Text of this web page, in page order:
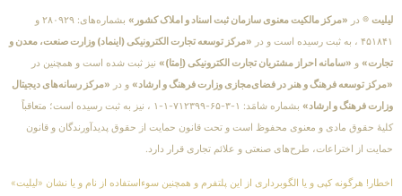
لیلیت ® در «مرکز مالکیت معنوی سازمان ثبت اسناد و املاک کشور»
بشماره‌های: ۲۸۰۹۲۹ و
۴۵۱۸۴۱ ، به ثبت رسیده است و در
«مرکز توسعه تجارت الکترونیکی (اینماد) وزارت صنعت، معدن و
تجارت» و «سامانه احراز مشتریان تجارت الکترونیکی (اِمتا)» نیز ثبت شده است و همچنین در
«مرکز توسعه فرهنگ و هنر در فضای‌مجازی وزارت فرهنگ و ارشاد» و در «مرکز رسانه‌های دیجیتال
وزارت فرهنگ و ارشاد»
بشماره شامَد: ۱-۳-۶۵-۷۱۲۳۹۹-۱-۱ ، نیز به ثبت رسیده است؛ متعاقباً
کلیهٔ حقوق مادی و معنوی محفوظ است و تحت قانون حمایت از حقوق پدیدآورندگان و قانون
حمایت از اختراعات، طرح‌های صنعتی و علائم تجاری قرار دارد.
اخطار! هرگونه کپی و یا الگوبرداری از این پلتفرم و همچنین سوءاستفاده از نام و یا نشان «لیلیت»